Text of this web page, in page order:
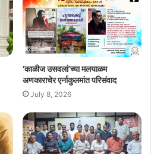
‘काळीज उसवलां’च्या मलयाळम
अणकाराचेर एर्नाकुलमांत परिसंवाद
July 8, 2026